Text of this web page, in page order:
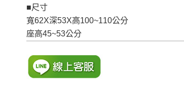
■尺寸
寬62X深53X高100~110公分
座高45~53公分
其它注意事項
本司貨車運送如因路況不佳、天候惡
本公司除了盡最大努力完成配送外，
保護物流人員的工作安全，賣家無提
如欲放置營業場所及公開場合
請密切注意。
▪️三日內若未接獲您的匯款或轉帳通